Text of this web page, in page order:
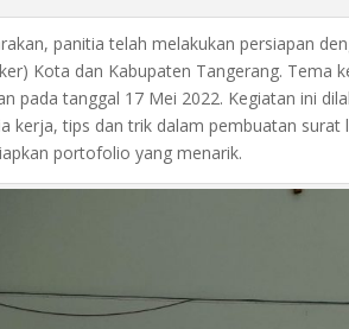
panitia telah melakukan persiapan
Kota dan Kabupaten Tangerang. Tema
pada tanggal 17 Mei 2022. Kegiatan ini
kerja, tips dan trik dalam pembuatan surat
portofolio yang menarik.